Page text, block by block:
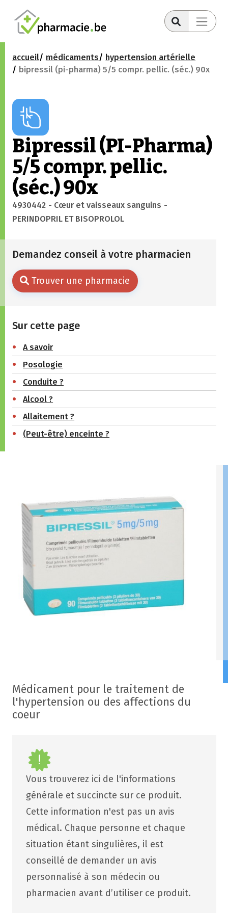
accueil médicaments
hypertension artérielle
bipressil (pi-pharma) 5/5 compr. pellic. (séc.) 90x
Bipressil (PI-Pharma)
5/5 compr. pellic.
(séc.) 90x
4930442 - Cœur et vaisseaux sanguins -
PERINDOPRIL ET BISOPROLOL
Demandez conseil à votre pharmacien
Trouver une pharmacie
Sur cette page
A savoir
Posologie
Conduite ?
Alcool ?
Allaitement ?
(Peut-être) enceinte ?
Médicament pour le traitement de
l'hypertension ou des affections du
coeur
Vous trouverez ici de l'informations
générale et succincte sur ce produit.
Cette information n'est pas un avis
médical. Chaque personne et chaque
situation étant singulières, il est
conseillé de demander un avis
personnalisé à son médecin ou
pharmacien avant d’utiliser ce produit.